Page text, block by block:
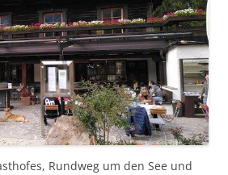
Rundweg um den See und